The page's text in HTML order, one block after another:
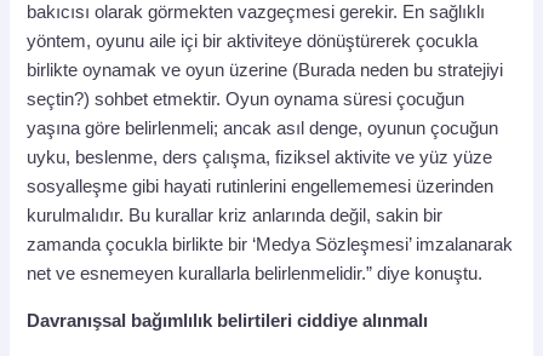
bakıcısı olarak görmekten vazgeçmesi gerekir. En sağlıklı
yöntem, oyunu aile içi bir aktiviteye dönüştürerek çocukla
birlikte oynamak ve oyun üzerine (Burada neden bu stratejiyi
seçtin?) sohbet etmektir. Oyun oynama süresi çocuğun
yaşına göre belirlenmeli; ancak asıl denge, oyunun çocuğun
uyku, beslenme, ders çalışma, fiziksel aktivite ve yüz yüze
sosyalleşme gibi hayati rutinlerini engellememesi üzerinden
kurulmalıdır. Bu kurallar kriz anlarında değil, sakin bir
zamanda çocukla birlikte bir ‘Medya Sözleşmesi’ imzalanarak
net ve esnemeyen kurallarla belirlenmelidir.” diye konuştu.
Davranışsal bağımlılık belirtileri ciddiye alınmalı